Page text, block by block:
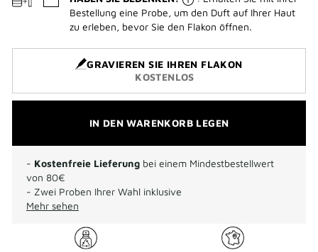
Bestellung eine Probe, um den Duft auf Ihrer Haut
zu erleben, bevor Sie den Flakon öffnen.
GRAVIEREN SIE IHREN FLAKON
KOSTENLOS
IN DEN WARENKORB LEGEN
- Kostenfreie Lieferung bei einem Mindestbestellwert
von 80€
- Zwei Proben Ihrer Wahl inklusive
Mehr sehen